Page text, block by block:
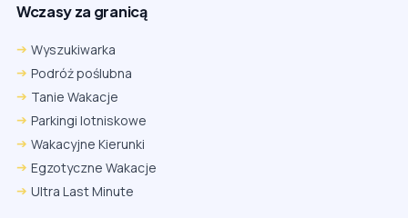
Wczasy za granicą
Wyszukiwarka
Podróż poślubna
Tanie Wakacje
Parkingi lotniskowe
Wakacyjne Kierunki
Egzotyczne Wakacje
Ultra Last Minute